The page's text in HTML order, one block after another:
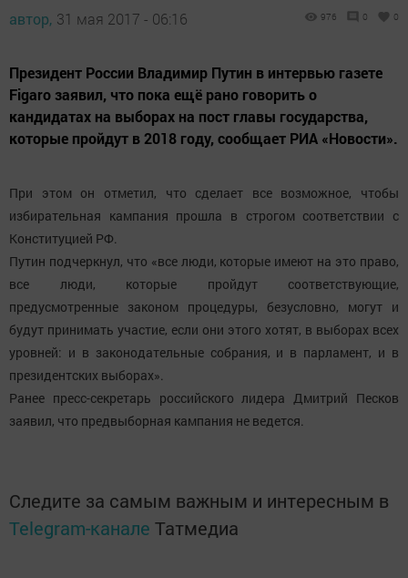
автор, 31 мая 2017 - 06:16 976 0 0
Президент России Владимир Путин в интервью газете
Figaro заявил, что пока ещё рано говорить о
кандидатах на выборах на пост главы государства,
которые пройдут в 2018 году, сообщает РИА «Новости».
При этом он отметил, что сделает все возможное, чтобы
избирательная кампания прошла в строгом соответствии с
Конституцией РФ.
Путин подчеркнул, что «все люди, которые имеют на это право,
все люди, которые пройдут соответствующие,
предусмотренные законом процедуры, безусловно, могут и
будут принимать участие, если они этого хотят, в выборах всех
уровней: и в законодательные собрания, и в парламент, и в
президентских выборах».
Ранее пресс-секретарь российского лидера Дмитрий Песков
заявил, что предвыборная кампания не ведется.
Следите за самым важным и интересным в
Telegram-канале Татмедиа